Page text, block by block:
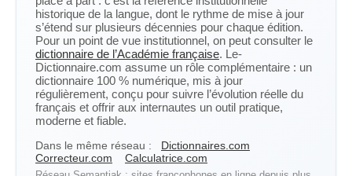
historique de la langue, dont le rythme de mise à jour
s’étend sur plusieurs décennies pour chaque édition.
Pour un point de vue institutionnel, on peut consulter le
dictionnaire de l’Académie française. Le-
Dictionnaire.com assume un rôle complémentaire : un
dictionnaire 100 % numérique, mis à jour
régulièrement, conçu pour suivre l’évolution réelle du
français et offrir aux internautes un outil pratique,
moderne et fiable.
Dans le même réseau :
Dictionnaires.com
Correcteur.com
Calculatrice.com